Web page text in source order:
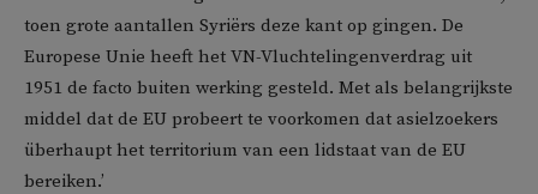
toen grote aantallen Syriërs deze kant op gingen. De
Europese Unie heeft het VN-Vluchtelingenverdrag uit
1951 de facto buiten werking gesteld. Met als belangrijkste
middel dat de EU probeert te voorkomen dat asielzoekers
überhaupt het territorium van een lidstaat van de EU
bereiken.’